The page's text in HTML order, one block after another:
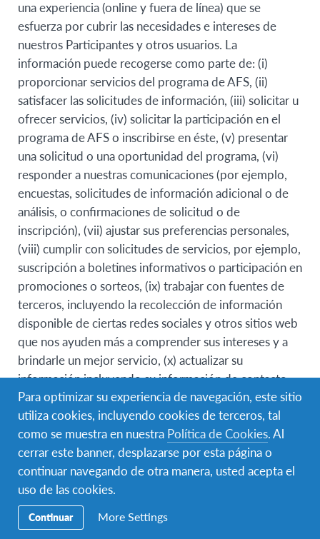
una experiencia (online y fuera de línea) que se
esfuerza por cubrir las necesidades e intereses de
nuestros Participantes y otros usuarios. La
información puede recogerse como parte de: (i)
proporcionar servicios del programa de AFS, (ii)
satisfacer las solicitudes de información, (iii) solicitar u
ofrecer servicios, (iv) solicitar la participación en el
programa de AFS o inscribirse en éste, (v) presentar
una solicitud o una oportunidad del programa, (vi)
responder a nuestras comunicaciones (por ejemplo,
encuestas, solicitudes de información adicional o de
análisis, o confirmaciones de solicitud o de
inscripción), (vii) ajustar sus preferencias personales,
(viii) cumplir con solicitudes de servicios, por ejemplo,
suscripción a boletines informativos o participación en
promociones o sorteos, (ix) trabajar con fuentes de
terceros, incluyendo la recolección de información
disponible de ciertas redes sociales y otros sitios web
que nos ayuden más a comprender sus intereses y a
brindarle un mejor servicio, (x) actualizar su
información incluyendo su información de contacto,
(xi) mantenerlo informado e involucrado acerca de las
actividades de AFS, o (xii) conducir campañas de
recaudación de fondos.
La Información Personal que solicitamos y
recolectamos depende de su nivel de acceso y
participación en nuestra organización. La información
personal es toda aquella información que lo identifica
Para optimizar su experiencia de navegación, este sitio
utiliza cookies, incluyendo cookies de terceros, tal
como se muestra en nuestra Política de Cookies. Al
cerrar este banner, desplazarse por esta página o
continuar navegando de otra manera, usted acepta el
uso de las cookies.
Continuar More Settings